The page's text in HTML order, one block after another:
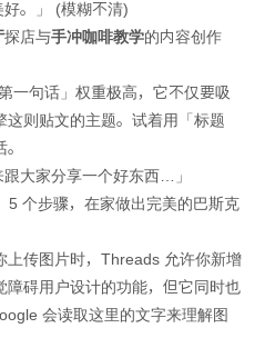
好。」 (模糊不清)
探店与手冲咖啡教学的内容创作
一句话」权重极高，它不仅要吸
这则贴文的主题。试着用「标题
跟大家分享一个好东西…」
5 个步骤，在家做出完美的巴斯克
上传图片时，Threads 允许你新增
障碍用户设计的功能，但它同时也
会读取这里的文字来理解图